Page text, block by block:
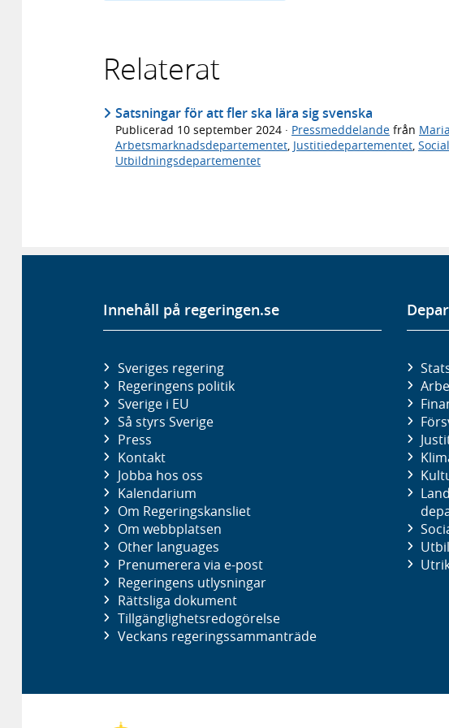
Relaterat
Satsningar för att fler ska lära sig svenska
Publicerad 10 september 2024 · Pressmeddelande från
Arbetsmarknadsdepartementet, Justitiedepartementet,
Utbildningsdepartementet
Innehåll på regeringen.se
Sveriges regering
Regeringens politik
Sverige i EU
Så styrs Sverige
Press
Kontakt
Jobba hos oss
Kalendarium
Om Regeringskansliet
Om webbplatsen
Other languages
Prenumerera via e-post
Regeringens utlysningar
Rättsliga dokument
Tillgänglighetsredogörelse
Veckans regeringssammanträde